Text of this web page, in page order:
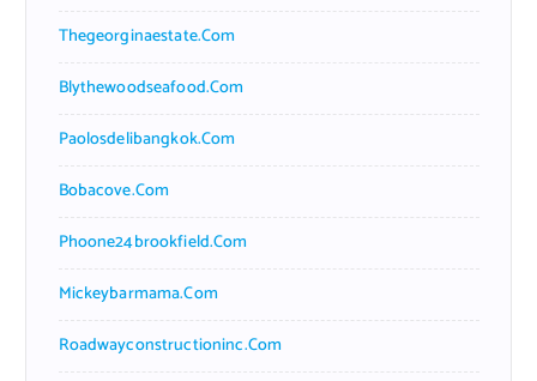
Thegeorginaestate.com
Blythewoodseafood.com
Paolosdelibangkok.com
Bobacove.com
Phoone24brookfield.com
Mickeybarmama.com
Roadwayconstructioninc.com